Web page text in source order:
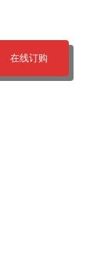
在线订购